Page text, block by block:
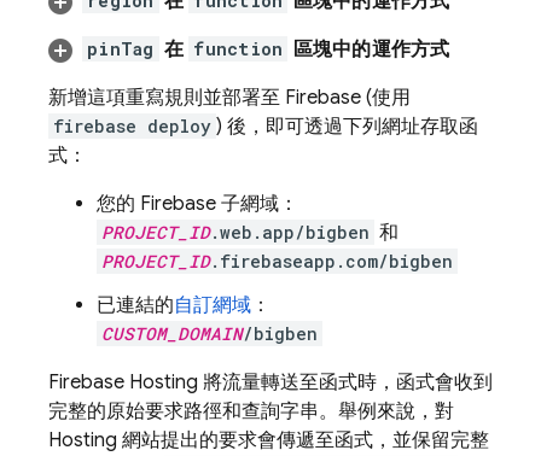
pinTag 在 function 區塊中的運作方式
新增這項重寫規則並部署至 Firebase (使用
firebase deploy ) 後，即可透過下列網址存取函
式：
您的 Firebase 子網域：
PROJECT_ID.web.app/bigben 和
PROJECT_ID.firebaseapp.com/bigben
已連結的自訂網域 ：
CUSTOM_DOMAIN/bigben
Firebase Hosting 將流量轉送至函式時，函式會收到
完整的原始要求路徑和查詢字串。舉例來說，對
Hosting 網站提出的要求會傳遞至函式，並保留完整